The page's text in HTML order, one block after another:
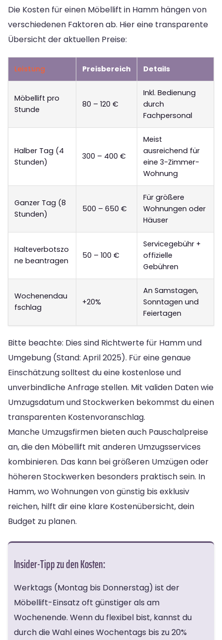
Die Kosten für einen Möbellift in Hamm hängen von
verschiedenen Faktoren ab. Hier eine transparente
Übersicht der aktuellen Preise:
Leistung Preisbereich Details
Möbellift pro
Stunde
80 – 120 €
Inkl. Bedienung
durch
Fachpersonal
Halber Tag (4
Stunden)
300 – 400 €
Meist
ausreichend für
eine 3-Zimmer-
Wohnung
Ganzer Tag (8
Stunden)
500 – 650 €
Für größere
Wohnungen oder
Häuser
Halteverbotszo
ne beantragen
50 – 100 €
Servicegebühr +
offizielle
Gebühren
Wochenendau
fschlag
+20%
An Samstagen,
Sonntagen und
Feiertagen
Bitte beachte: Dies sind Richtwerte für Hamm und
Umgebung (Stand: April 2025). Für eine genaue
Einschätzung solltest du eine kostenlose und
unverbindliche Anfrage stellen. Mit validen Daten wie
Umzugsdatum und Stockwerken bekommst du einen
transparenten Kostenvoranschlag.
Manche Umzugsfirmen bieten auch Pauschalpreise
an, die den Möbellift mit anderen Umzugsservices
kombinieren. Das kann bei größeren Umzügen oder
höheren Stockwerken besonders praktisch sein. In
Hamm, wo Wohnungen von günstig bis exklusiv
reichen, hilft dir eine klare Kostenübersicht, dein
Budget zu planen.
Insider-Tipp zu den Kosten:
Werktags (Montag bis Donnerstag) ist der
Möbellift-Einsatz oft günstiger als am
Wochenende. Wenn du flexibel bist, kannst du
durch die Wahl eines Wochentags bis zu 20%